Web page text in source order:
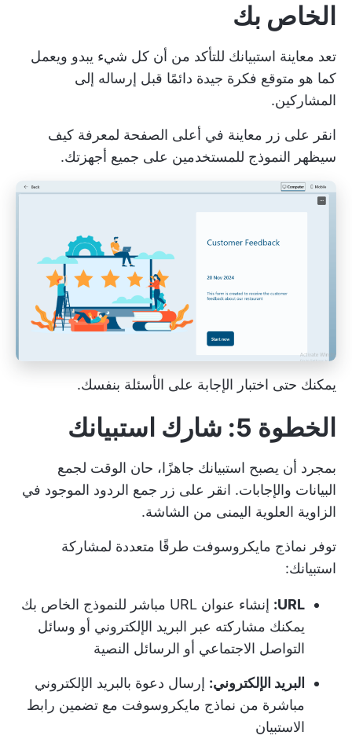
الخاص بك
تعد معاينة استبيانك للتأكد من أن كل شيء يبدو ويعمل
كما هو متوقع فكرة جيدة دائمًا قبل إرساله إلى
المشاركين.
انقر على زر معاينة في أعلى الصفحة لمعرفة كيف
سيظهر النموذج للمستخدمين على جميع أجهزتك.
يمكنك حتى اختبار الإجابة على الأسئلة بنفسك.
الخطوة 5: شارك استبيانك
بمجرد أن يصبح استبيانك جاهزًا، حان الوقت لجمع
البيانات والإجابات. انقر على زر جمع الردود الموجود في
الزاوية العلوية اليمنى من الشاشة.
توفر نماذج مايكروسوفت طرقًا متعددة لمشاركة
استبيانك:
URL:
إنشاء عنوان URL مباشر للنموذج الخاص بك
يمكنك مشاركته عبر البريد الإلكتروني أو وسائل
التواصل الاجتماعي أو الرسائل النصية
البريد الإلكتروني: إرسال دعوة بالبريد الإلكتروني
مباشرة من نماذج مايكروسوفت مع تضمين رابط
الاستبيان